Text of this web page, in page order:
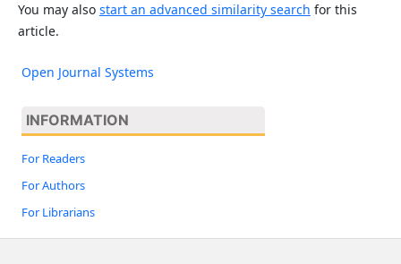
You may also start an advanced similarity search for this
article.
Open Journal Systems
INFORMATION
For Readers
For Authors
For Librarians